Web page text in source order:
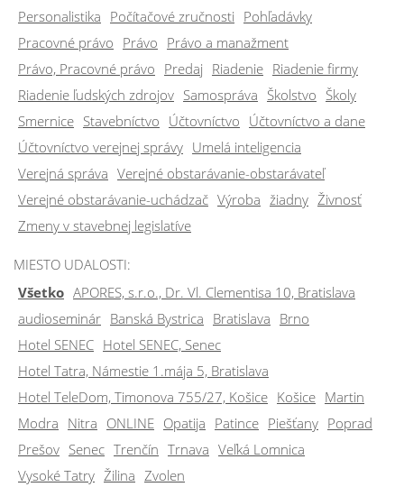
Personalistika Počítačové zručnosti Pohľadávky
Pracovné právo Právo Právo a manažment
Právo, Pracovné právo Predaj Riadenie Riadenie firmy
Riadenie ľudských zdrojov Samospráva Školstvo Školy
Smernice Stavebníctvo Účtovníctvo Účtovníctvo a dane
Účtovníctvo verejnej správy Umelá inteligencia
Verejná správa Verejné obstarávanie-obstarávateľ
Verejné obstarávanie-uchádzač Výroba žiadny Živnosť
Zmeny v stavebnej legislatíve
MIESTO UDALOSTI:
Všetko APORES, s.r.o., Dr. Vl. Clementisa 10, Bratislava
audioseminár Banská Bystrica Bratislava Brno
Hotel SENEC Hotel SENEC, Senec
Hotel Tatra, Námestie 1.mája 5, Bratislava
Hotel TeleDom, Timonova 755/27, Košice Košice Martin
Modra Nitra ONLINE Opatija Patince Piešťany Poprad
Prešov Senec Trenčín Trnava Veľká Lomnica
Vysoké Tatry Žilina Zvolen